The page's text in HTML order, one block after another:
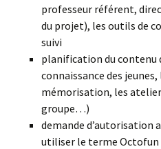
professeur référent,
du projet), les outils de
suivi
planification du contenu
connaissance des
mémorisation, les
groupe…)
demande d’autorisation
utiliser le terme Octofun